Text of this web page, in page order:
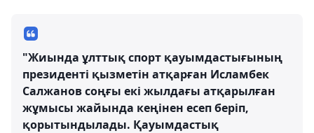
"Жиында ұлттық спорт қауымдастығының
президенті қызметін атқарған Исламбек
Салжанов соңғы екі жылдағы атқарылған
жұмысы жайында кеңінен есеп беріп,
қорытындылады. Қауымдастық